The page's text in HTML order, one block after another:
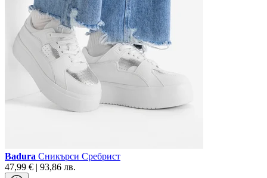
Badura Сникърси Сребрист
47,99 € | 93,86 лв.